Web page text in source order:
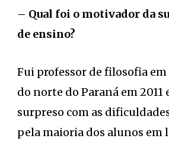
– Qual foi o motivador da
de ensino?
Fui professor de filosofia
do norte do Paraná em 2011
surpreso com as
pela maioria dos alunos em